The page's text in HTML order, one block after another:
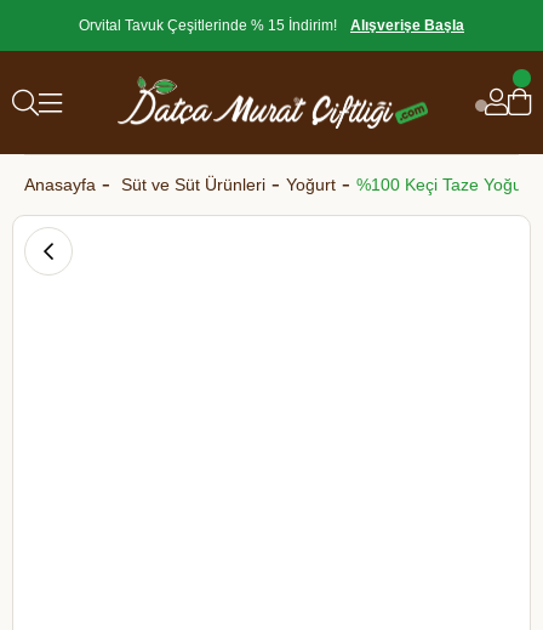
Orvital Tavuk Çeşitlerinde % 15 İndirim! Alışverişe Başla
Anasayfa Süt ve Süt Ürünleri Yoğurt %100 Keçi Taze